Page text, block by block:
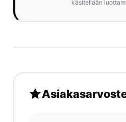
käsitellään